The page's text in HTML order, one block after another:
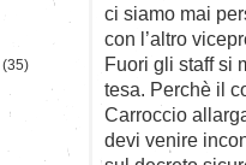
ci siamo mai
con l’altro
Fuori gli staff si
tesa. Perchè il
Carroccio
devi venire
(35)